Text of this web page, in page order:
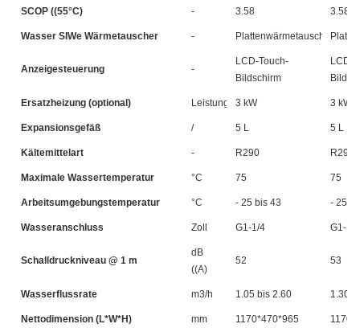
SCOP ((55°C) - 3.58 3.58
Wasser SIWe Wärmetauscher - Plattenwärmetauscher
Anzeigesteuerung -
LCD-Touch-
Bildschirm
LCD-
Ersatzheizung (optional) Leistung 3 kW 3 kW
Expansionsgefäß / 5 L 5 L
Kältemittelart - R290 R290
Maximale Wassertemperatur °C 75 75
Arbeitsumgebungstemperatur °C - 25 bis 43 - 25
Wasseranschluss Zoll G1-1/4 G1-1/4
Schalldruckniveau @ 1 m
dB
((A)
52 53
Wasserflussrate m3/h 1.05 bis 2.60 1.30
Nettodimension (L*W*H) mm 1170*470*965